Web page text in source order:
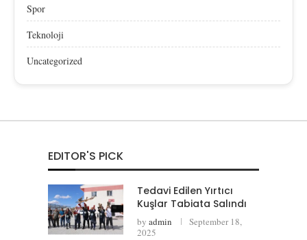
Spor
Teknoloji
Uncategorized
EDITOR'S PICK
Tedavi Edilen Yırtıcı
Kuşlar Tabiata Salındı
by admin
September 18,
2025